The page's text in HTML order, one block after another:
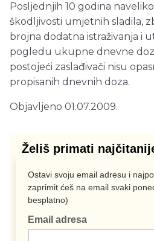
Posljednjih 10 godina
škodljivosti umjetnih sladila,
brojna dodatna istraživanja i
pogledu ukupne dnevne
postojeći zaslađivači nisu
propisanih dnevnih doza.
Objavljeno 01.07.2009.